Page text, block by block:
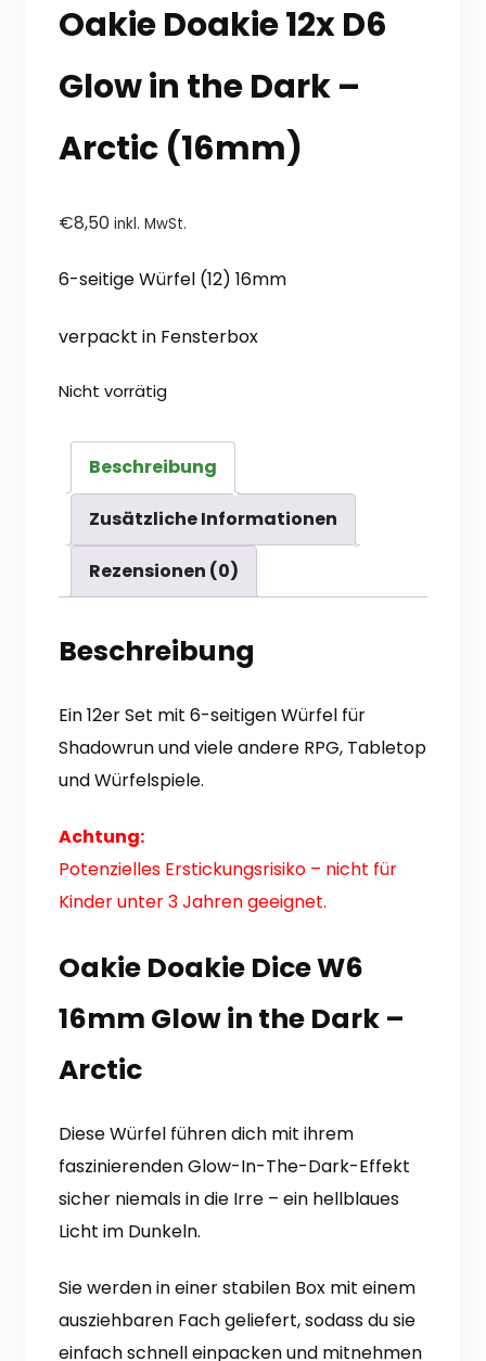
Oakie Doakie 12x D6
Glow in the Dark –
Arctic (16mm)
€8,50 inkl. MwSt.
6-seitige Würfel (12) 16mm
verpackt in Fensterbox
Nicht vorrätig
Beschreibung
Zusätzliche Informationen
Rezensionen (0)
Beschreibung
Ein 12er Set mit 6-seitigen Würfel für
Shadowrun und viele andere RPG, Tabletop
und Würfelspiele.
Achtung:
Potenzielles Erstickungsrisiko – nicht für
Kinder unter 3 Jahren geeignet.
Oakie Doakie Dice W6
16mm Glow in the Dark –
Arctic
Diese Würfel führen dich mit ihrem
faszinierenden Glow-In-The-Dark-Effekt
sicher niemals in die Irre – ein hellblaues
Licht im Dunkeln.
Sie werden in einer stabilen Box mit einem
ausziehbaren Fach geliefert, sodass du sie
einfach schnell einpacken und mitnehmen